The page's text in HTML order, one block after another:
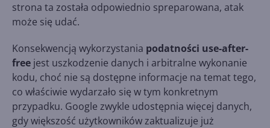
strona ta została odpowiednio spreparowana, atak
może się udać.
Konsekwencją wykorzystania podatności use-after-
free jest uszkodzenie danych i arbitralne wykonanie
kodu, choć nie są dostępne informacje na temat tego,
co właściwie wydarzało się w tym konkretnym
przypadku. Google zwykle udostępnia więcej danych,
gdy większość użytkowników zaktualizuje już